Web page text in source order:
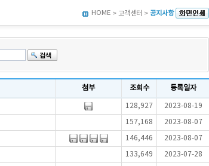
HOME > 고객센터 > 공지사항
첨부 조회수 등록일자
128,927 2023-08-19
157,168 2023-08-07
146,446 2023-08-07
133,649 2023-07-28